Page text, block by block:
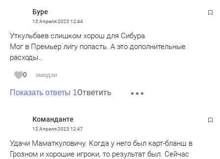
Буре
12 Апреля 2023 12:44
Уткульбаев слишком хорош для Сибура.
Мог в Премьер лигу попасть. А это дополнительные
расходы..
0 эмодзи
Показать ответы 1Ответить
Команданте
12 Апреля 2023 12:47
Удачи Маматкуловичу. Когда у него был карт-бланш в
Грозном и хорошие игроки, то результат был. Сейчас